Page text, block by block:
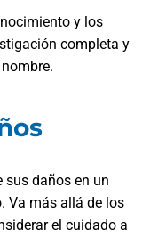
y los
completa y
sus daños en un
Va más allá de los
el cuidado a